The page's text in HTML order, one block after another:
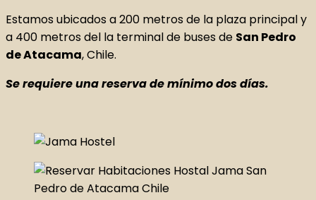
Estamos ubicados a 200 metros de la plaza principal y
a 400 metros del la terminal de buses de San Pedro
de Atacama, Chile.
Se requiere una reserva de mínimo dos días.